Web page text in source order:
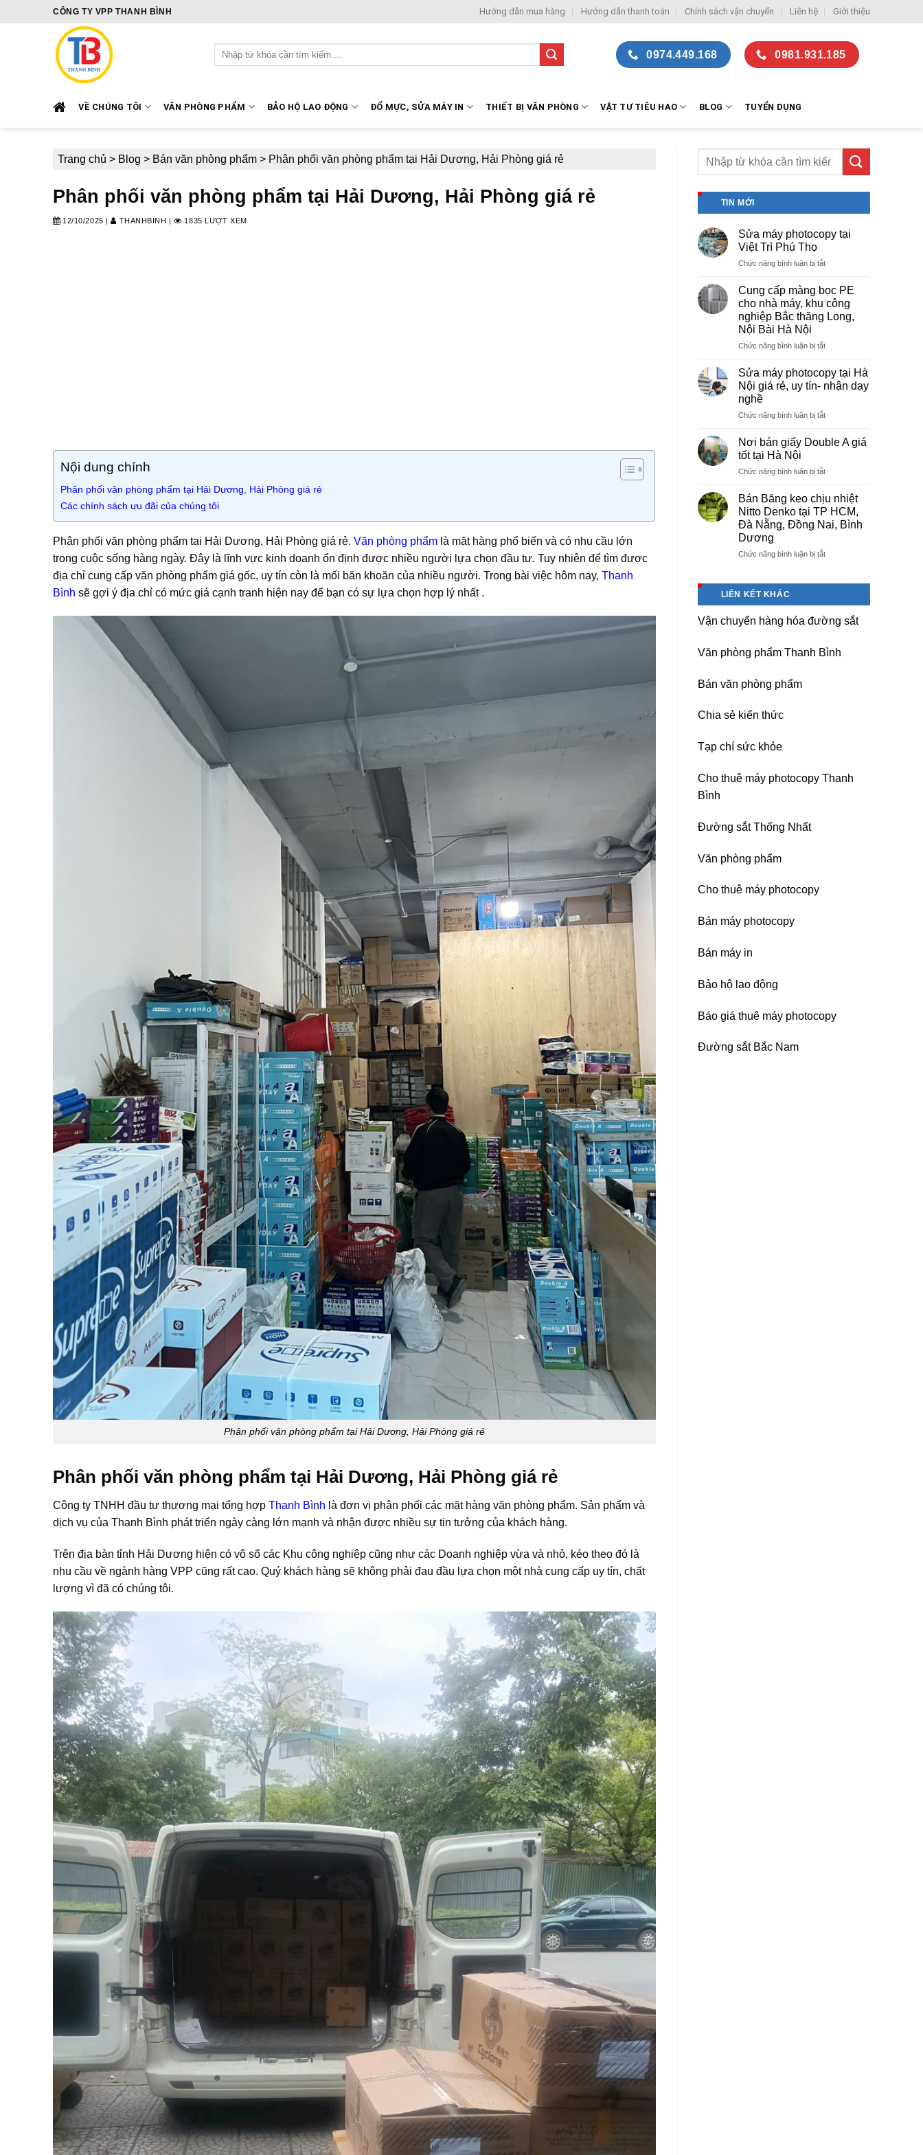
CÔNG TY VPP THANH BÌNH Hướng dẫn mua hàng Hướng dẫn thanh toán Chính sách vận chuyển Liên hệ Giới thiệu
Tìm
kiếm:
0974.449.168 0981.931.185
VỀ CHÚNG TÔI VĂN PHÒNG PHẨM BẢO HỘ LAO ĐỘNG ĐỔ MỰC, SỬA MÁY IN THIẾT BỊ VĂN PHÒNG VẬT TƯ TIÊU HAO BLOG TUYỂN DỤNG
Trang chủ > Blog > Bán văn phòng phẩm > Phân phối văn phòng phẩm tại Hải Dương, Hải Phòng giá rẻ
Phân phối văn phòng phẩm tại Hải Dương, Hải Phòng giá rẻ
12/10/2025 | THANHBINH | 1835 LƯỢT XEM
Nội dung chính
Phân phối văn phòng phẩm tại Hải Dương, Hải Phòng giá rẻ
Các chính sách ưu đãi của chúng tôi
Phân phối văn phòng phẩm tại Hải Dương, Hải Phòng giá rẻ. Văn phòng phẩm là mặt hàng phổ biến và có nhu cầu lớn
trong cuộc sống hàng ngày. Đây là lĩnh vực kinh doanh ổn định được nhiều người lựa chọn đầu tư. Tuy nhiên để tìm được
địa chỉ cung cấp văn phòng phẩm giá gốc, uy tín còn là mối băn khoăn của nhiều người. Trong bài việc hôm nay, Thanh
Bình sẽ gợi ý địa chỉ có mức giá cạnh tranh hiện nay để bạn có sự lựa chọn hợp lý nhất .
Phân phối văn phòng phẩm tại Hải Dương, Hải Phòng giá rẻ
Phân phối văn phòng phẩm tại Hải Dương, Hải Phòng giá rẻ
Công ty TNHH đầu tư thương mại tổng hợp Thanh Bình là đơn vị phân phối các mặt hàng văn phòng phẩm. Sản phẩm và
dịch vụ của Thanh Bình phát triển ngày càng lớn mạnh và nhận được nhiều sự tin tưởng của khách hàng.
Trên địa bàn tỉnh Hải Dương hiện có vô số các Khu công nghiệp cũng như các Doanh nghiệp vừa và nhỏ, kéo theo đó là
nhu cầu về ngành hàng VPP cũng rất cao. Quý khách hàng sẽ không phải đau đầu lựa chọn một nhà cung cấp uy tín, chất
lượng vì đã có chúng tôi.
TIN MỚI
Sửa máy photocopy tại
Việt Trì Phú Thọ
Chức năng bình luận bị tắtở
photocopy
tại
Việt
Phú
Cung cấp màng bọc PE
cho nhà máy, khu công
nghiệp Bắc thăng Long,
Nội Bài Hà Nội
Chức năng bình luận bị tắtở
màng
bọc
cho
máy,
nghiệp
thăng
Long,
Nội
Nội
Sửa máy photocopy tại Hà
Nội giá rẻ, uy tín- nhận dạy
nghề
Chức năng bình luận bị tắtở
máy
photocopy
Hà
giá
rẻ,
uy
tín-
dạy
Nơi bán giấy Double A giá
tốt tại Hà Nội
Chức năng bình luận bị tắtở
giấy
Double
A
tốt
Bán Băng keo chịu nhiệt
Nitto Denko tại TP HCM,
Đà Nẵng, Đồng Nai, Bình
Dương
Chức năng bình luận bị tắtở
Nitto
tại
TP
LIÊN KẾT KHÁC
Vận chuyển hàng hóa đường sắt
Văn phòng phẩm Thanh Bình
Bán văn phòng phẩm
Chia sẻ kiến thức
Tạp chí sức khỏe
Cho thuê máy photocopy Thanh
Bình
Đường sắt Thống Nhất
Văn phòng phẩm
Cho thuê máy photocopy
Bán máy photocopy
Bán máy in
Bảo hộ lao động
Báo giá thuê máy photocopy
Đường sắt Bắc Nam